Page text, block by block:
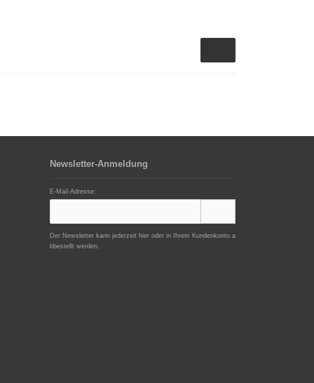
Newsletter-Anmeldung
E-Mail-Adresse:
Der Newsletter kann jederzeit hier oder in Ihrem Kundenkonto a
bbestellt werden.